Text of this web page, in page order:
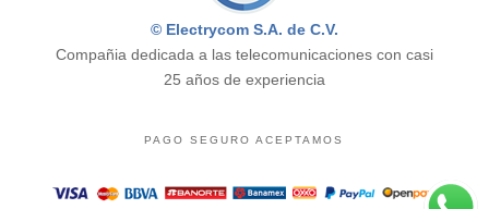
© Electrycom S.A. de C.V.
Compañia dedicada a las telecomunicaciones con casi
25 años de experiencia
PAGO SEGURO ACEPTAMOS